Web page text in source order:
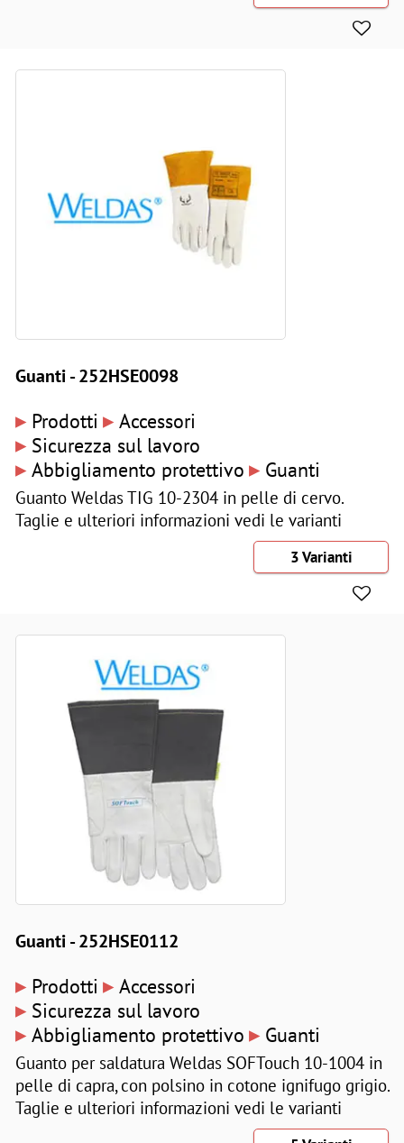
Guanti - 252HSE0098
▸ Prodotti ▸ Accessori
▸ Sicurezza sul lavoro
▸ Abbigliamento protettivo ▸ Guanti
Guanto Weldas TIG 10-2304 in pelle di cervo.
Taglie e ulteriori informazioni vedi le varianti
3 Varianti
Guanti - 252HSE0112
▸ Prodotti ▸ Accessori
▸ Sicurezza sul lavoro
▸ Abbigliamento protettivo ▸ Guanti
Guanto per saldatura Weldas SOFTouch 10-1004 in
pelle di capra, con polsino in cotone ignifugo grigio.
Taglie e ulteriori informazioni vedi le varianti